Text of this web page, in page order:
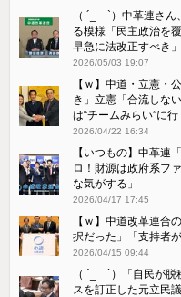
（ ´_ゝ`）中革連さ
る模様「民主政治を
早急に法改正すべき
2026/05/03 19:07
【ｗ】中道・立憲
き」立憲「合流しな
は“チームみらい”に行
2026/04/22 16:34
【いつもの】中革連
ロ！財源は政府系フ
な気がする」
2026/04/17 17:45
【ｗ】中道改革連合
択だった」「支持者
2026/04/15 09:44
（ ´_ゝ`）「自民が
スを訂正した元立民